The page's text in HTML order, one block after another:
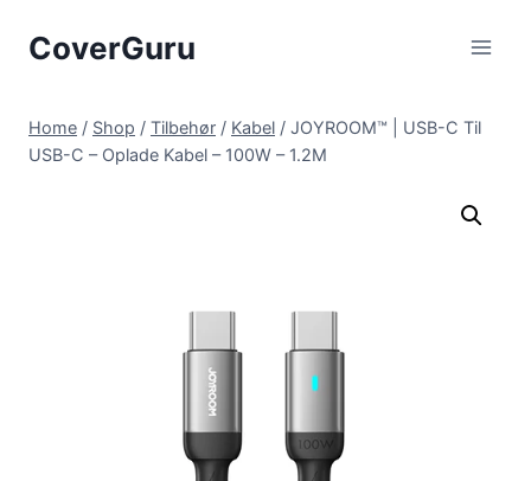
CoverGuru
Home / Shop / Tilbehør / Kabel / JOYROOM™ | USB-C Til
USB-C – Oplade Kabel – 100W – 1.2M